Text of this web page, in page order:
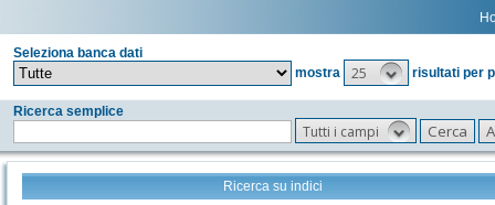
Seleziona banca dati
mostra
25 risultati per
Ricerca semplice
Tutti i campi
Ricerca su indici